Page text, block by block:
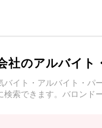
社のアルバイト
イト・アルバイト・パ
索できます。バロンド